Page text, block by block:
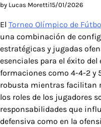
by Lucas Moretti15/01/2026
El Torneo Olímpico de
una combinación de
estratégicas y jugadas
esenciales para el éxito del
formaciones como 4-4-2 y
robusta mientras facilitan
los roles de los jugadores
responsabilidades que
defensiva como en la